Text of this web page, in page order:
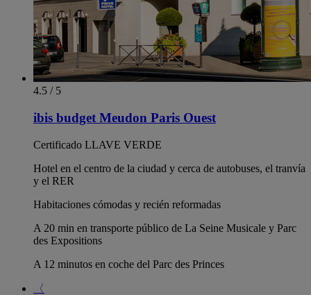
4.5 / 5
ibis budget Meudon Paris Ouest
Certificado LLAVE VERDE
Hotel en el centro de la ciudad y cerca de autobuses, el tranvía
y el RER
Habitaciones cómodas y recién reformadas
A 20 min en transporte público de La Seine Musicale y Parc
des Expositions
A 12 minutos en coche del Parc des Princes
〈